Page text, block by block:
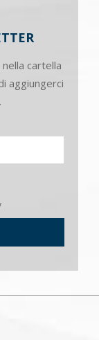
cartella
aggiungerci